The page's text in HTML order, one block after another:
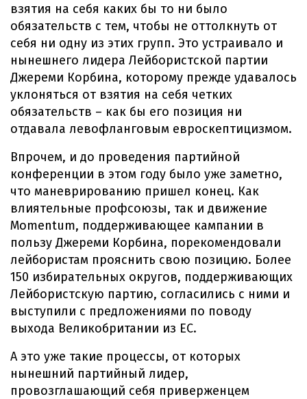
взятия на себя каких бы то ни было
обязательств с тем, чтобы не оттолкнуть от
себя ни одну из этих групп. Это устраивало и
нынешнего лидера Лейбористской партии
Джереми Корбина, которому прежде удавалось
уклоняться от взятия на себя четких
обязательств – как бы его позиция ни
отдавала левофланговым евроскептицизмом.
Впрочем, и до проведения партийной
конференции в этом году было уже заметно,
что маневрированию пришел конец. Как
влиятельные профсоюзы, так и движение
Momentum, поддерживающее кампании в
пользу Джереми Корбина, порекомендовали
лейбористам прояснить свою позицию. Более
150 избирательных округов, поддерживающих
Лейбористскую партию, согласились с ними и
выступили с предложениями по поводу
выхода Великобритании из ЕС.
А это уже такие процессы, от которых
нынешний партийный лидер,
провозглашающий себя приверженцем